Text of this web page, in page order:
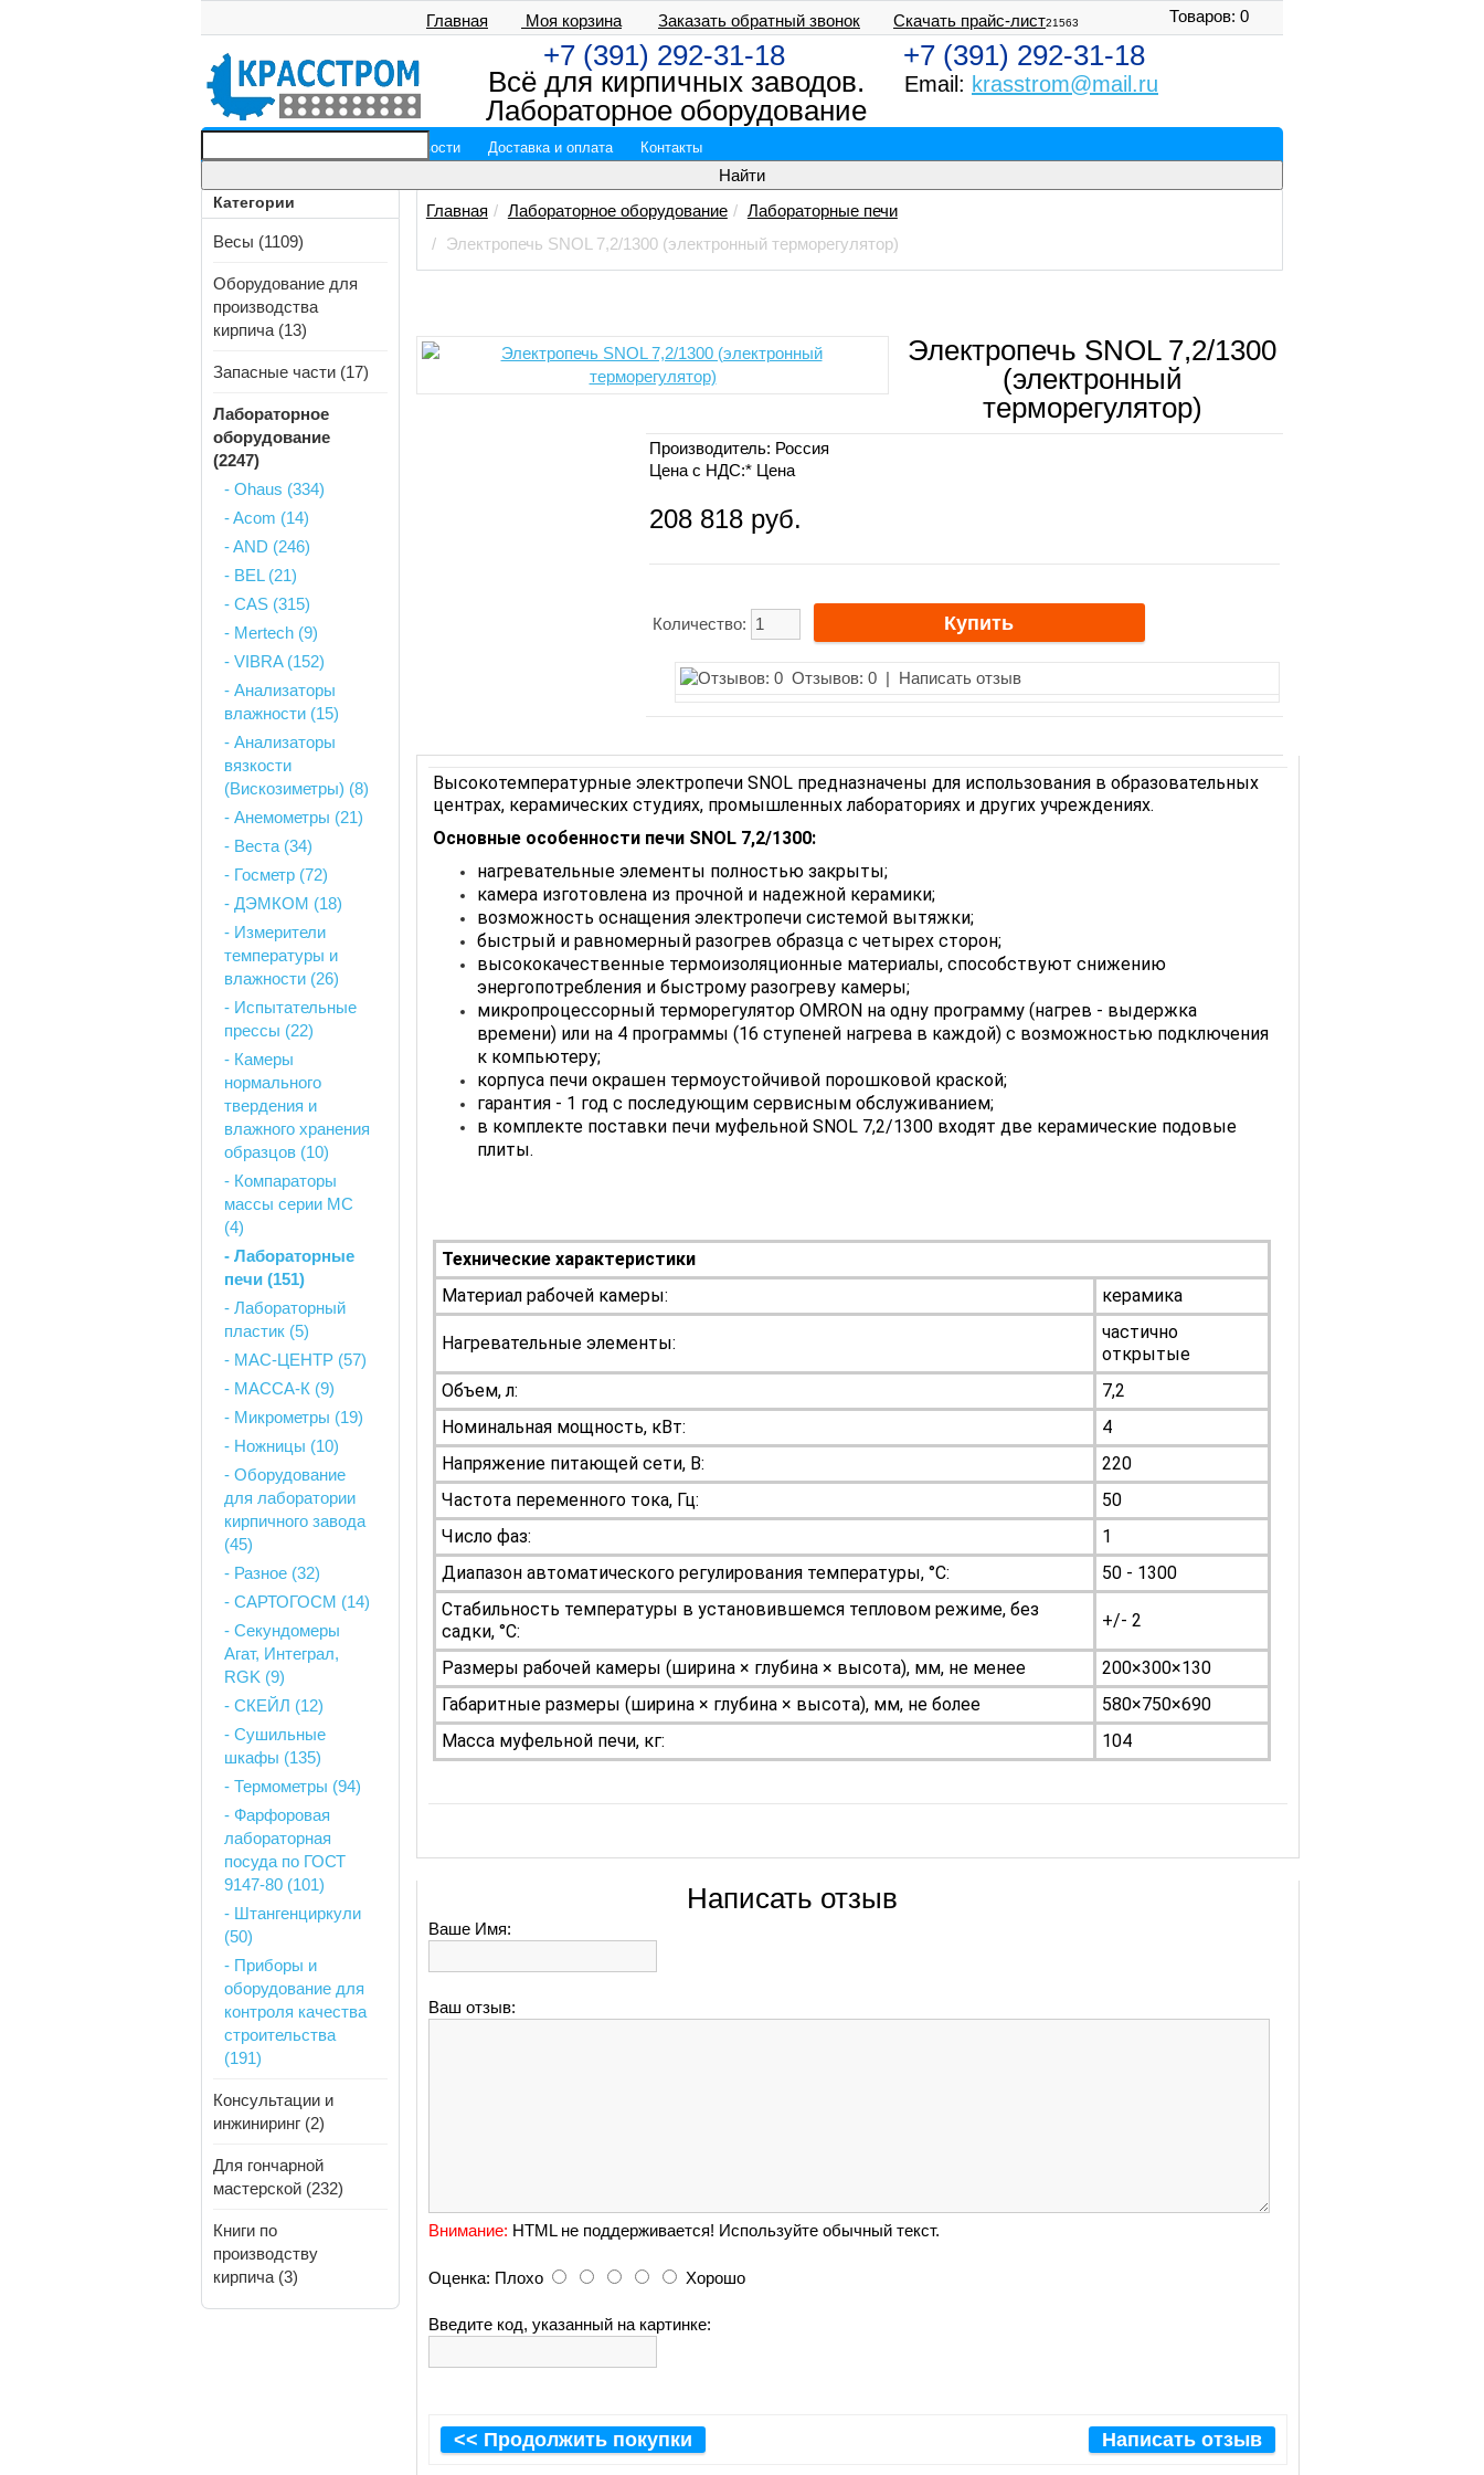
Главная Моя корзина Заказать обратный звонок Скачать прайс-лист21563 Товаров: 0
+7 (391) 292-31-18 +7 (391) 292-31-18
Email: krasstrom@mail.ru
Всё для кирпичных заводов.
Лабораторное оборудование
Новости Доставка и оплата Контакты
Категории
Весы (1109)
Оборудование для
производства
кирпича (13)
Запасные части (17)
Лабораторное
оборудование
(2247)
- Ohaus (334)
- Acom (14)
- AND (246)
- BEL (21)
- CAS (315)
- Mertech (9)
- VIBRA (152)
- Анализаторы
влажности (15)
- Анализаторы
вязкости
(Вискозиметры) (8)
- Анемометры (21)
- Веста (34)
- Госметр (72)
- ДЭМКОМ (18)
- Измерители
температуры и
влажности (26)
- Испытательные
прессы (22)
- Камеры
нормального
твердения и
влажного хранения
образцов (10)
- Компараторы
массы серии MC
(4)
- Лабораторные
печи (151)
- Лабораторный
пластик (5)
- МАС-ЦЕНТР (57)
- МАССА-К (9)
- Микрометры (19)
- Ножницы (10)
- Оборудование
для лаборатории
кирпичного завода
(45)
- Разное (32)
- САРТОГОСМ (14)
- Секундомеры
Агат, Интеграл,
RGK (9)
- СКЕЙЛ (12)
- Сушильные
шкафы (135)
- Термометры (94)
- Фарфоровая
лабораторная
посуда по ГОСТ
9147-80 (101)
- Штангенциркули
(50)
- Приборы и
оборудование для
контроля качества
строительства
(191)
Консультации и
инжиниринг (2)
Для гончарной
мастерской (232)
Книги по
производству
кирпича (3)
Главная Лабораторное оборудование
Лабораторные печи
Электропечь SNOL 7,2/1300 (электронный терморегулятор)
Электропечь SNOL 7,2/1300
(электронный
терморегулятор)
Производитель: Россия
Цена с НДС:* Цена
208 818 руб.
Количество:
Отзывов: 0 | Написать отзыв
Высокотемпературные электропечи SNOL предназначены для использования в образовательных
центрах, керамических студиях, промышленных лабораториях и других учреждениях.
Основные особенности печи SNOL 7,2/1300:
нагревательные элементы полностью закрыты;
камера изготовлена из прочной и надежной керамики;
возможность оснащения электропечи системой вытяжки;
быстрый и равномерный разогрев образца с четырех сторон;
высококачественные термоизоляционные материалы, способствуют снижению
энергопотребления и быстрому разогреву камеры;
микропроцессорный терморегулятор OMRON на одну программу (нагрев - выдержка
времени) или на 4 программы (16 ступеней нагрева в каждой) с возможностью подключения
к компьютеру;
корпуса печи окрашен термоустойчивой порошковой краской;
гарантия - 1 год с последующим сервисным обслуживанием;
в комплекте поставки печи муфельной SNOL 7,2/1300 входят две керамические подовые
плиты.
Технические характеристики
Материал рабочей камеры:
керамика
Нагревательные элементы:
частично
открытые
Объем, л:
7,2
Номинальная мощность, кВт:
4
Напряжение питающей сети, В:
220
Частота переменного тока, Гц:
50
Число фаз:
1
Диапазон автоматического регулирования температуры, °С:
50 - 1300
Стабильность температуры в установившемся тепловом режиме, без
садки, °С:
+/- 2
Размеры рабочей камеры (ширина × глубина × высота), мм, не менее
200×300×130
Габаритные размеры (ширина × глубина × высота), мм, не более
580×750×690
Масса муфельной печи, кг:
104
Написать отзыв
Ваше Имя:
Ваш отзыв:
Внимание: HTML не поддерживается! Используйте обычный текст.
Оценка: Плохо Хорошо
Введите код, указанный на картинке:
Написать отзыв
<< Продолжить покупки